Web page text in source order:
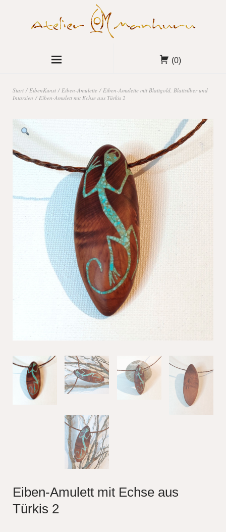
(0)
Start / EibenKunst / Eiben-Amulette / Eiben-Amulette mit Blattgold, Blattsilber und
Intarsien / Eiben-Amulett mit Echse aus Türkis 2
Eiben-Amulett mit Echse aus
Türkis 2